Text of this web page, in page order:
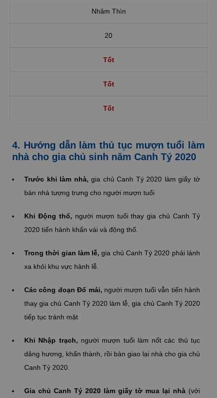
Nhâm Thìn
20
Tốt
Tốt
Tốt
4. Hướng dẫn làm thủ tục mượn tuổi làm
nhà cho gia chủ sinh năm Canh Tý 2020
Trước khi làm nhà, gia chủ Canh Tý 2020 làm giấy tờ
bán nhà tượng trưng cho người mượn tuổi
Khi Động thổ, người mượn tuổi thay gia chủ Canh Tý
2020 tiến hành khấn vái và động thổ.
Trong thời gian làm lễ, gia chủ Canh Tý 2020 phải lánh
xa khỏi khu vực hành lễ.
Các công đoạn Đổ mái, người mượn tuổi vẫn tiến hành
thay gia chủ Canh Tý 2020 làm lễ, gia chủ Canh Tý 2020
tiếp tục tránh mặt
Khi Nhập trạch, người mượn tuổi làm nốt các thủ tục
dâng hương, khấn thành, rồi bàn giao lại nhà cho gia chủ
Canh Tý 2020.
Gia chủ Canh Tý 2020 làm giấy tờ mua lại nhà (với